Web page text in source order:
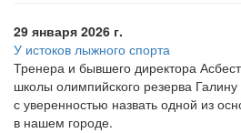
29 января 2026 г.
У истоков лыжного спорта
Тренера и бывшего директора
школы олимпийского резерва
с уверенностью назвать одной из
в нашем городе.